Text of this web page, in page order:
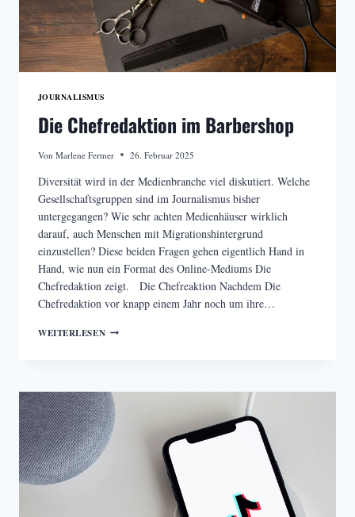
JOURNALISMUS
Die Chefredaktion im Barbershop
Von Marlene Fertner 26. Februar 2025
Diversität wird in der Medienbranche viel diskutiert. Welche
Gesellschaftsgruppen sind im Journalismus bisher
untergegangen? Wie sehr achten Medienhäuser wirklich
darauf, auch Menschen mit Migrationshintergrund
einzustellen? Diese beiden Fragen gehen eigentlich Hand in
Hand, wie nun ein Format des Online-Mediums Die
Chefredaktion zeigt. Die Chefreaktion Nachdem Die
Chefredaktion vor knapp einem Jahr noch um ihre…
WEITERLESENDIE